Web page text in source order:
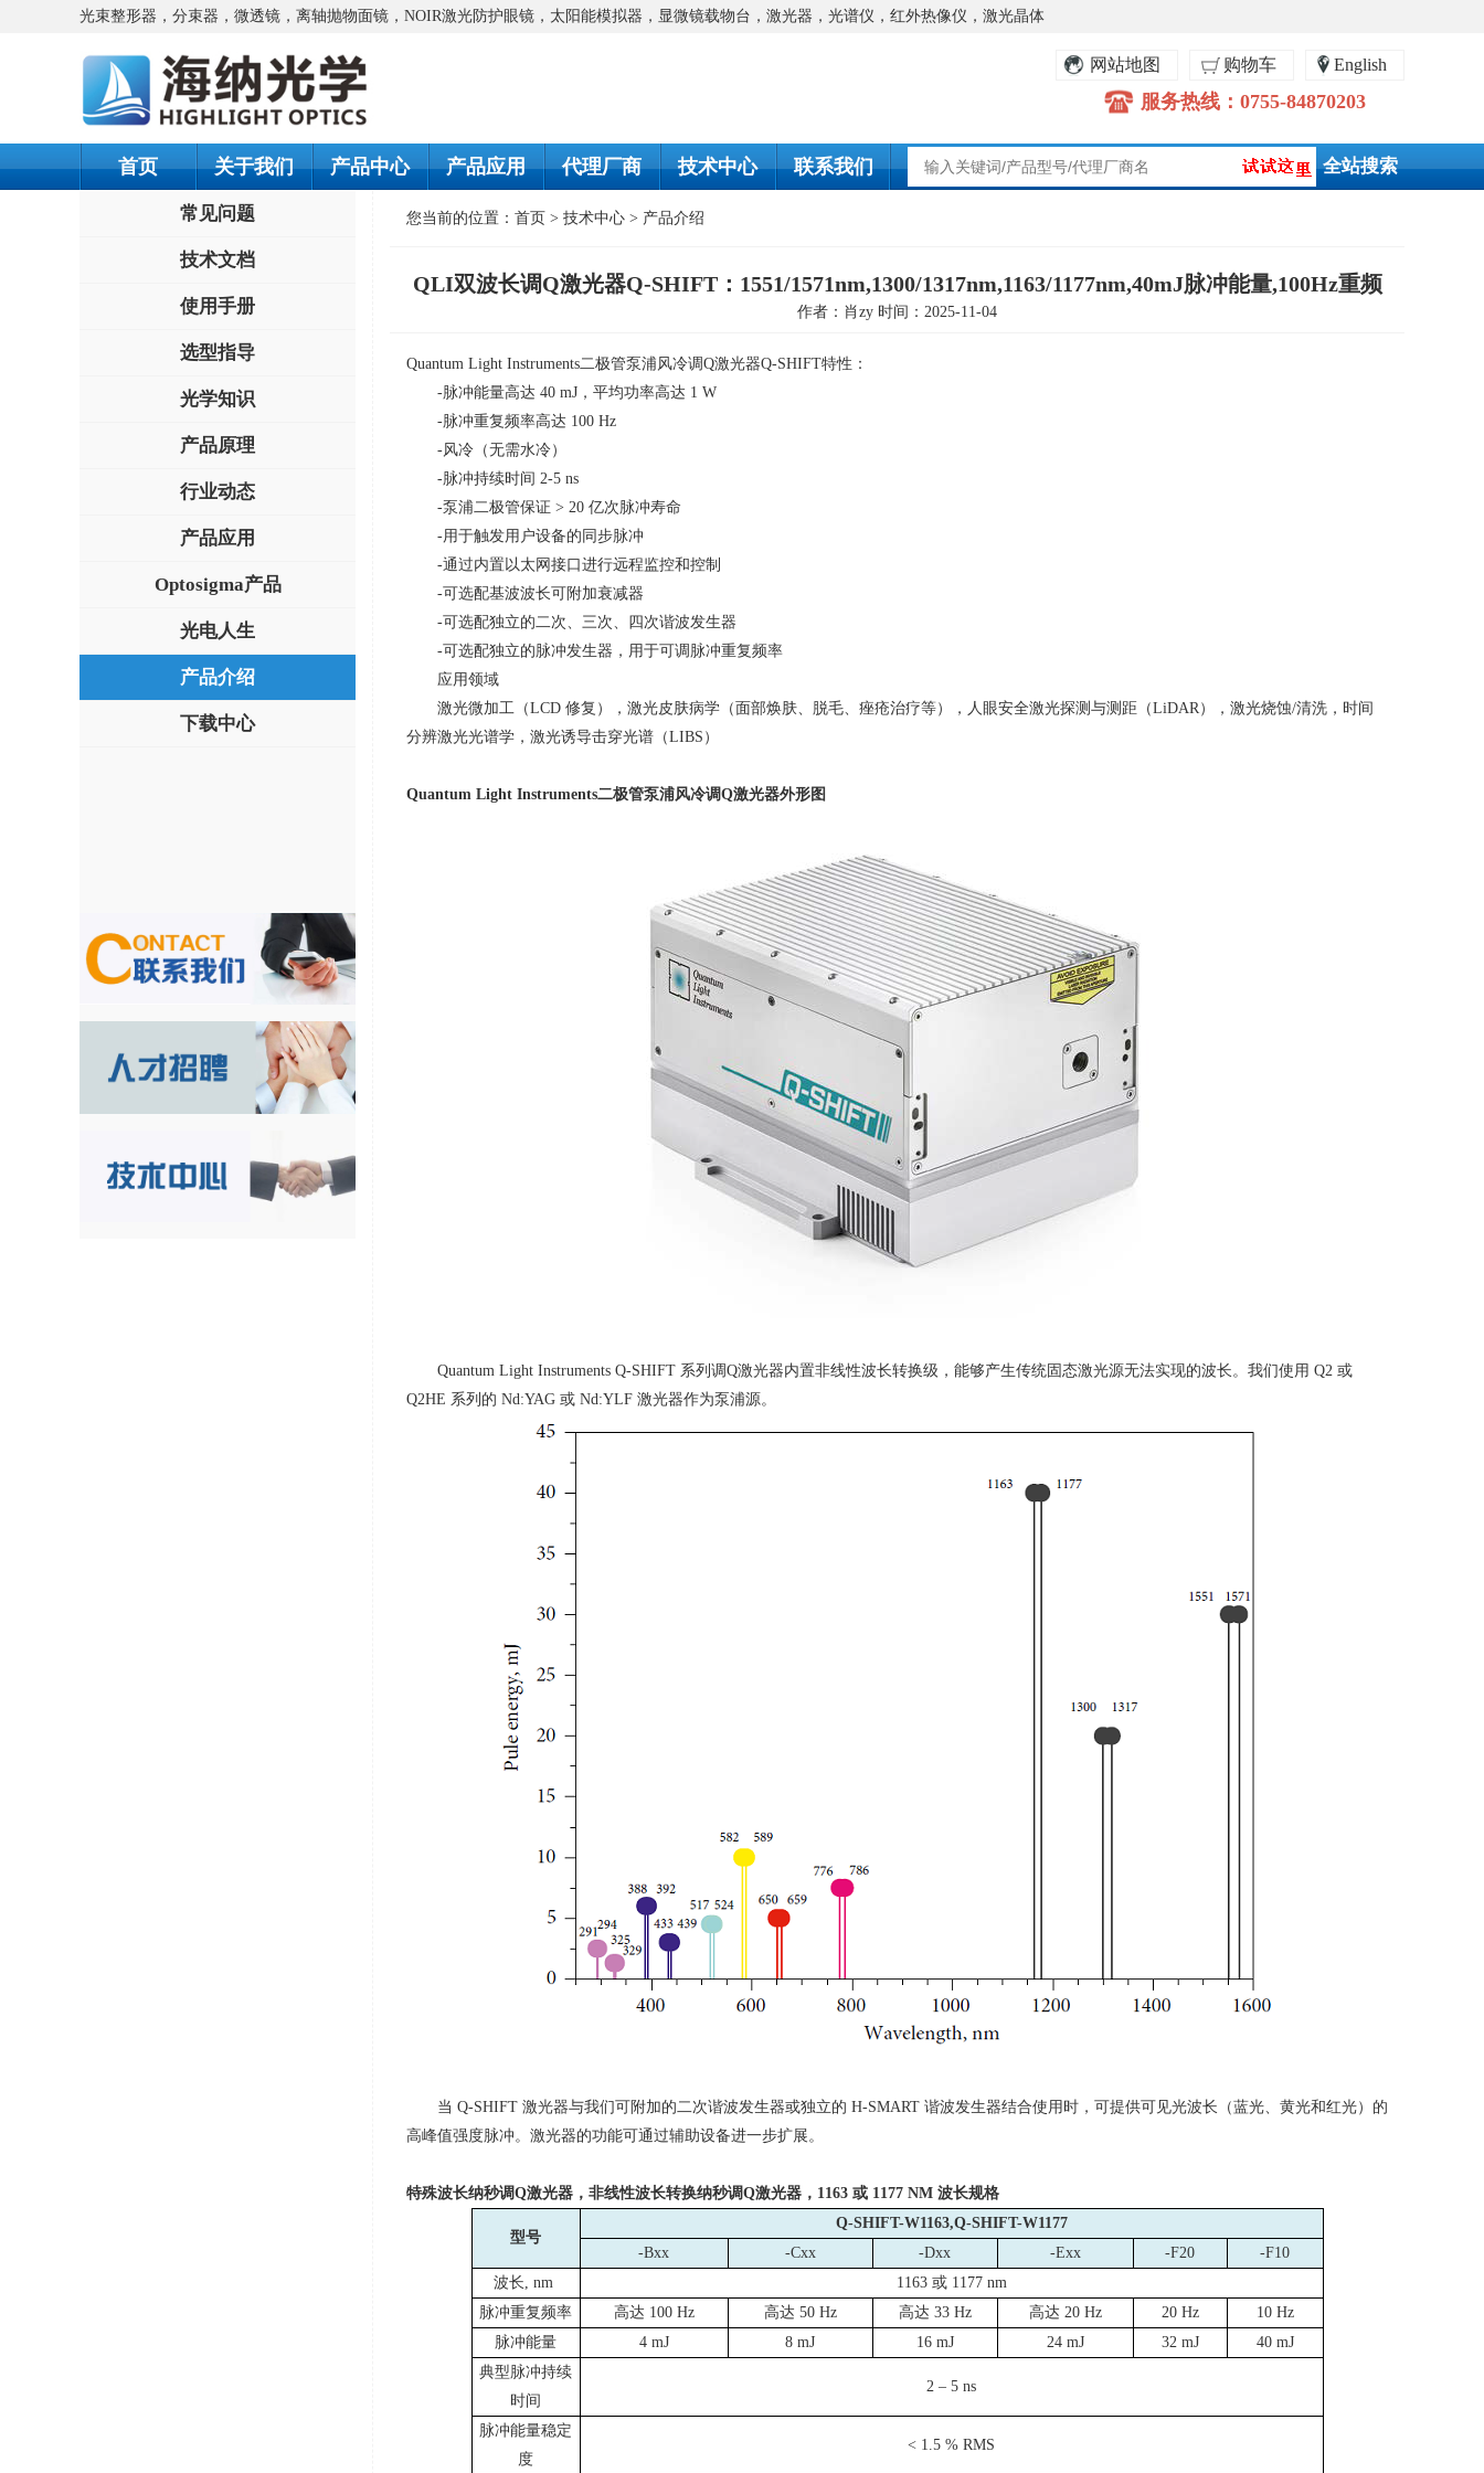
光束整形器，分束器，微透镜，离轴抛物面镜，NOIR激光防护眼镜，太阳能模拟器，显微镜载物台，激光器，光谱仪，红外热像仪，激光晶体
English
购物车
网站地图
服务热线：0755-84870203
首页 关于我们 产品中心 产品应用 代理厂商 技术中心 联系我们
常见问题
技术文档
使用手册
选型指导
光学知识
产品原理
行业动态
产品应用
Optosigma产品
光电人生
产品介绍
下载中心
您当前的位置： 首页 > 技术中心 > 产品介绍
QLI双波长调Q激光器Q-SHIFT：1551/1571nm,1300/1317nm,1163/1177nm,40mJ脉冲能量,100Hz重频
作者：肖zy 时间：2025-11-04
Quantum Light Instruments二极管泵浦风冷调Q激光器Q-SHIFT特性：
-脉冲能量高达 40 mJ ，平均功率高达 1 W
-脉冲重复频率高达 100 Hz
-风冷（无需水冷）
-脉冲持续时间 2-5 ns
-泵浦二极管保证 > 20 亿次脉冲寿命
-用于触发用户设备的同步脉冲
-通过内置以太网接口进行远程监控和控制
-可选配基波波长可附加衰减器
-可选配独立的二次、三次、四次谐波发生器
-可选配独立的脉冲发生器，用于可调脉冲重复频率
应用领域
激光微加工（LCD 修复），激光皮肤病学（面部焕肤、脱毛、痤疮治疗等），人眼安全激光探测与测距（LiDAR），激光烧蚀/清洗，时间
分辨激光光谱学，激光诱导击穿光谱（LIBS ）
Quantum Light Instruments二极管泵浦风冷调Q激光器外形图
Quantum Light Instruments Q-SHIFT 系列调Q激光器内置非线性波长转换级，能够产生传统固态激光源无法实现的波长。我们使用 Q2 或
Q2HE 系列的 Nd:YAG 或 Nd:YLF 激光器作为泵浦源。
当 Q-SHIFT 激光器与我们可附加的二次谐波发生器或独立的 H-SMART 谐波发生器结合使用时，可提供可见光波长（蓝光、黄光和红光）的
高峰值强度脉冲。激光器的功能可通过辅助设备进一步扩展。
特殊波长纳秒调Q激光器，非线性波长转换纳秒调Q激光器， 1163 或 1177 NM 波长规格
型号
Q-SHIFT-W1163,Q-SHIFT-W1177
-Bxx
-Cxx -Dxx -Exx -F20
-F10
波长, nm 1163 或1177 nm
脉冲重复频率
高达 100 Hz 高达 50 Hz 高达 33 Hz 高达 20 Hz 20 Hz
10 Hz
脉冲能量
4 mJ 8 mJ 16 mJ 24 mJ 32 mJ
40 mJ
典型脉冲持续
时间
2 – 5 ns
脉冲能量稳定
度
< 1.5 % RMS